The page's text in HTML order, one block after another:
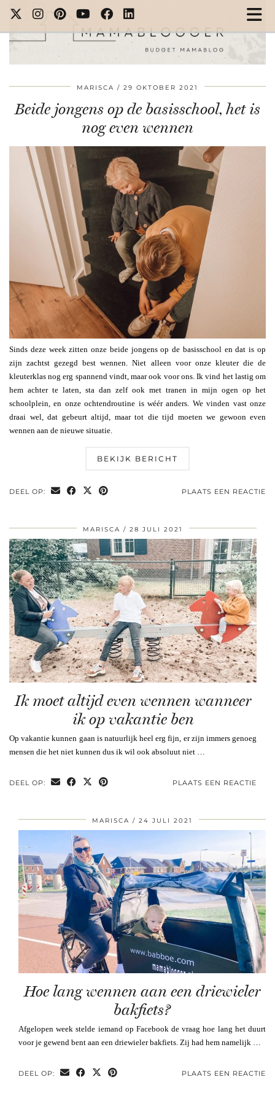
MARISCA 29 OKTOBER 2021
Beide jongens op de basisschool, het is
nog even wennen
Sinds deze week zitten onze beide jongens op de basisschool en dat is op
zijn zachtst gezegd best wennen. Niet alleen voor onze kleuter die de
kleuterklas nog erg spannend vindt, maar ook voor ons. Ik vind het lastig om
hem achter te laten, sta dan zelf ook met tranen in mijn ogen op het
schoolplein, en onze ochtendroutine is wéér anders. We vinden vast onze
draai wel, dat gebeurt altijd, maar tot die tijd moeten we gewoon even
wennen aan de nieuwe situatie.
BEKIJK BERICHT
DEEL OP: PLAATS EEN REACTIE
MARISCA 28 JULI 2021
Ik moet altijd even wennen wanneer
ik op vakantie ben
Op vakantie kunnen gaan is natuurlijk heel erg fijn, er zijn immers genoeg
mensen die het niet kunnen dus ik wil ook absoluut niet …
DEEL OP: PLAATS EEN REACTIE
MARISCA 24 JULI 2021
Hoe lang wennen aan een driewieler
bakfiets?
Afgelopen week stelde iemand op Facebook de vraag hoe lang het duurt
voor je gewend bent aan een driewieler bakfiets. Zij had hem namelijk …
DEEL OP: PLAATS EEN REACTIE